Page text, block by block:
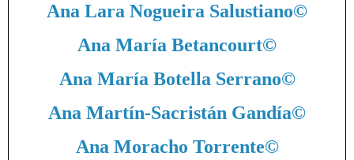
Ana Lara Nogueira Salustiano©
Ana María Betancourt©
Ana María Botella Serrano©
Ana Martín-Sacristán Gandía©
Ana Moracho Torrente©